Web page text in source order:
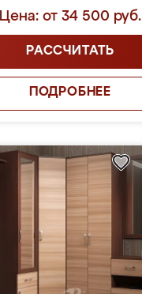
Цена: от 34 500 руб.
РАССЧИТАТЬ
ПОДРОБНЕЕ